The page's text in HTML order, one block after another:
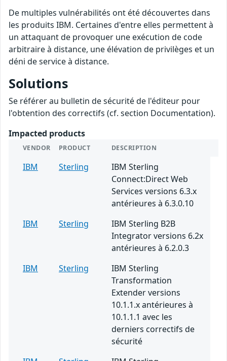
De multiples vulnérabilités ont été découvertes dans
les produits IBM. Certaines d'entre elles permettent à
un attaquant de provoquer une exécution de code
arbitraire à distance, une élévation de privilèges et un
déni de service à distance.
Solutions
Se référer au bulletin de sécurité de l'éditeur pour
l'obtention des correctifs (cf. section Documentation).
Impacted products
VENDOR PRODUCT DESCRIPTION
IBM Sterling
IBM Sterling
Connect:Direct Web
Services versions 6.3.x
antérieures à 6.3.0.10
IBM
Sterling
IBM Sterling B2B
Integrator versions 6.2x
antérieures à 6.2.0.3
IBM
Sterling
IBM Sterling
Transformation
Extender versions
10.1.1.x antérieures à
10.1.1.1 avec les
derniers correctifs de
sécurité